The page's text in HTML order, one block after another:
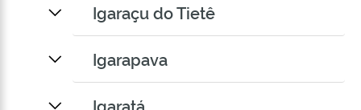
Igaraçu do Tietê
Igarapava
Igaratá